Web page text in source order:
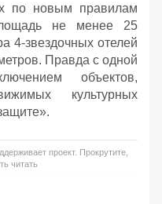
по новым правилам
не менее 25
4-звездочных отелей
Правда с одной
объектов,
культурных
проект. Прокрутите,
читать